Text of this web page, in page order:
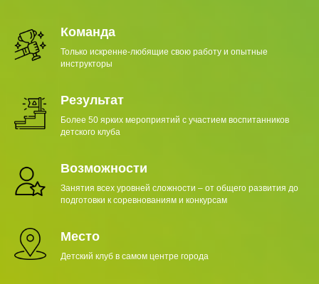
Команда
Только искренне-любящие свою работу и опытные
инструкторы
Результат
Более 50 ярких мероприятий с участием воспитанников
детского клуба
Возможности
Занятия всех уровней сложности – от общего развития до
подготовки к соревнованиям и конкурсам
Место
Детский клуб в самом центре города